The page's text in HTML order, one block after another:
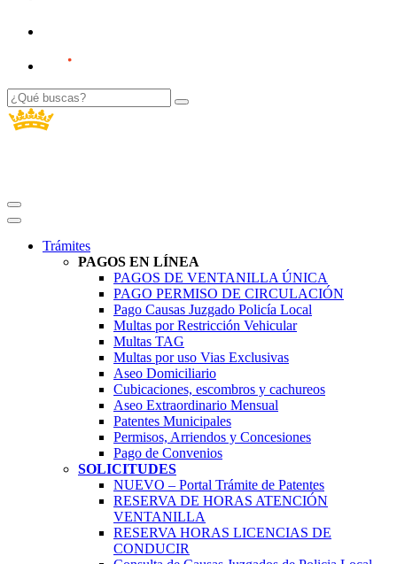
Trámites
PAGOS EN LÍNEA
PAGOS DE VENTANILLA ÚNICA
PAGO PERMISO DE CIRCULACIÓN
Pago Causas Juzgado Policía Local
Multas por Restricción Vehicular
Multas TAG
Multas por uso Vias Exclusivas
Aseo Domiciliario
Cubicaciones, escombros y cachureos
Aseo Extraordinario Mensual
Patentes Municipales
Permisos, Arriendos y Concesiones
Pago de Convenios
SOLICITUDES
NUEVO – Portal Trámite de Patentes
RESERVA DE HORAS ATENCIÓN
VENTANILLA
RESERVA HORAS LICENCIAS DE
CONDUCIR